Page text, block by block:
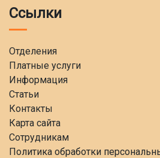
Ссылки
Отделения
Платные услуги
Информация
Статьи
Контакты
Карта сайта
Сотрудникам
Политика обработки